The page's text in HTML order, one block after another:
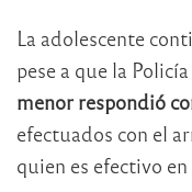
La adolescente
pese a que la
menor respondió
efectuados con el
quien es efectivo en